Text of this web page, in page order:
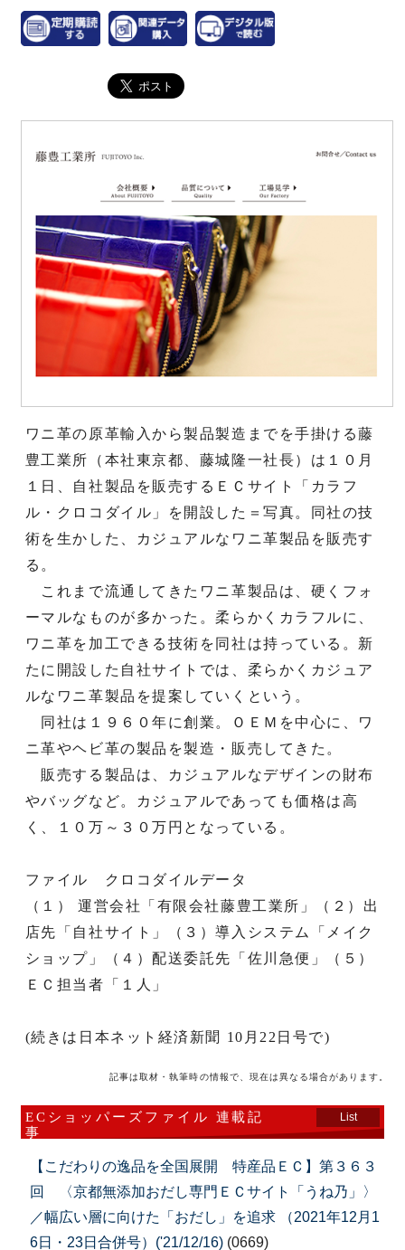
ワニ革の原革輸入から製品製造までを手掛ける藤
豊工業所（本社東京都、藤城隆一社長）は１０月
１日、自社製品を販売するＥＣサイト「カラフ
ル・クロコダイル」を開設した＝写真。同社の技
術を生かした、カジュアルなワニ革製品を販売す
る。
これまで流通してきたワニ革製品は、硬くフォ
ーマルなものが多かった。柔らかくカラフルに、
ワニ革を加工できる技術を同社は持っている。新
たに開設した自社サイトでは、柔らかくカジュア
ルなワニ革製品を提案していくという。
同社は１９６０年に創業。ＯＥＭを中心に、ワ
ニ革やヘビ革の製品を製造・販売してきた。
販売する製品は、カジュアルなデザインの財布
やバッグなど。カジュアルであっても価格は高
く、１０万～３０万円となっている。
ファイル クロコダイルデータ
（１） 運営会社「有限会社藤豊工業所」（２）出
店先「自社サイト」（３）導入システム「メイク
ショップ」（４）配送委託先「佐川急便」（５）
ＥＣ担当者「１人」
(続きは日本ネット経済新聞 10月22日号で)
記事は取材・執筆時の情報で、現在は異なる場合があります。
ECショッパーズファイル 連載記
事
List
【こだわりの逸品を全国展開 特産品ＥＣ】第３６３
回 〈京都無添加おだし専門ＥＣサイト「うね乃」〉
／幅広い層に向けた「おだし」を追求 （2021年12月1
6日・23日合併号）('21/12/16) (0669)